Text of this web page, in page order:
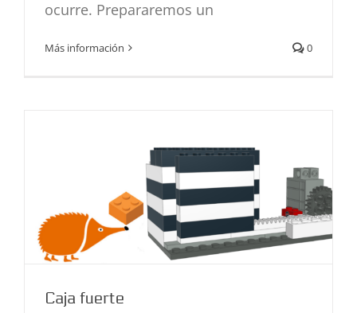
ocurre. Prepararemos un
Más información 0
Caja fuerte